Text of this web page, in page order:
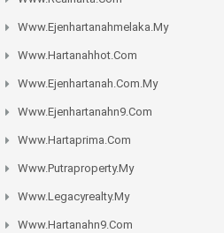
Www.ejenhartanahmelaka.my
Www.hartanahhot.com
Www.ejenhartanah.com.my
Www.ejenhartanahn9.com
Www.hartaprima.com
Www.putraproperty.my
Www.legacyrealty.my
Www.hartanahn9.com